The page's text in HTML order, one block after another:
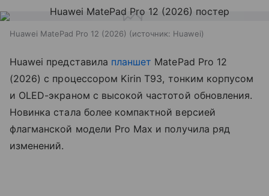
Huawei MatePad Pro 12 (2026) источник: Huawei
Huawei представила планшет MatePad Pro 12
(2026) с процессором Kirin T93, тонким корпусом
и OLED-экраном с высокой частотой обновления.
Новинка стала более компактной версией
флагманской модели Pro Max и получила ряд
изменений.